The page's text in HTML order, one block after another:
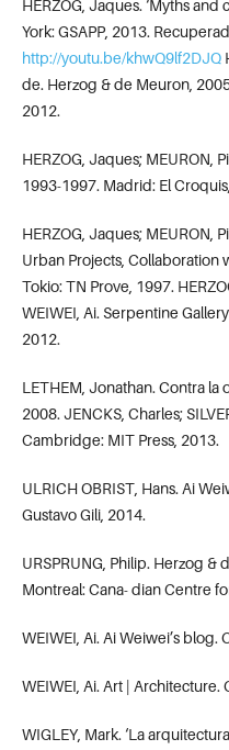
HERZOG, Jaques. ‘Myths
York: GSAPP, 2013.
http://youtu.be/khwQ9lf2DJQ
de. Herzog & de Meuron,
2012.
HERZOG, Jaques; MEURON,
1993-1997. Madrid: El
HERZOG, Jaques; MEURON,
Urban Projects, Collaboration
Tokio: TN Prove, 1997.
WEIWEI, Ai. Serpentine
2012.
LETHEM, Jonathan. Contra la
2008. JENCKS, Charles;
Cambridge: MIT Press, 2013.
ULRICH OBRIST, Hans. Ai
Gustavo Gili, 2014.
URSPRUNG, Philip. Herzog &
Montreal: Cana- dian Centre
WEIWEI, Ai. Ai Weiwei’s
WEIWEI, Ai. Art | Architecture.
WIGLEY, Mark. ‘La